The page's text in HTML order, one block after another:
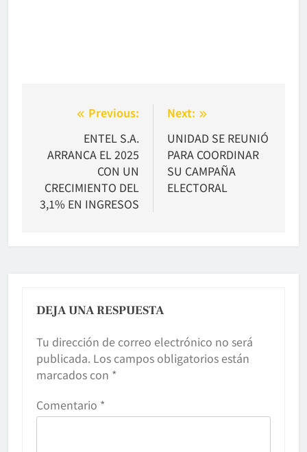
Navegación
entradas
Previous:
ENTEL S.A.
ARRANCA EL 2025
CON UN
CRECIMIENTO DEL
3,1% EN INGRESOS
Next:
UNIDAD SE REUNIÓ
PARA COORDINAR
SU CAMPAÑA
ELECTORAL
DEJA UNA RESPUESTA
Tu dirección de correo electrónico no será
publicada. Los campos obligatorios están
marcados con *
Comentario *